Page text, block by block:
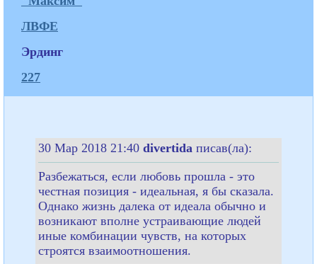
ЛВФЕ
Эрдинг
227
30 Мар 2018 21:40 divertida писав(ла):
Разбежаться, если любовь прошла - это
честная позиция - идеальная, я бы сказала.
Однако жизнь далека от идеала обычно и
возникают вполне устраивающие людей
иные комбинации чувств, на которых
строятся взаимоотношения.